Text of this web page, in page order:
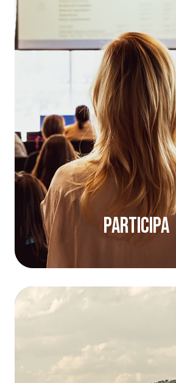
Participa